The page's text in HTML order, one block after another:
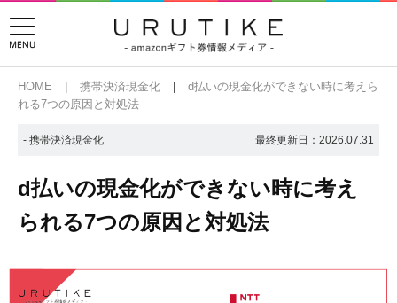
HOME 携帯決済現金化
d払いの現金化ができない時に考えら
れる7つの原因と対処法
- 携帯決済現金化 最終更新日： 2026.07.31
d払いの現金化ができない時に考え
られる7つの原因と対処法